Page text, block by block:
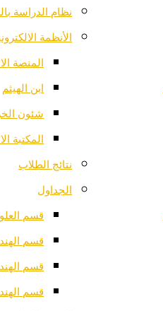
نظام الدراسة
الأنظمة
المنصة
ابن الهيثم
شئون
المكتبة
نتائج الطلاب
الجداول
قسم
قسم
قسم
قسم